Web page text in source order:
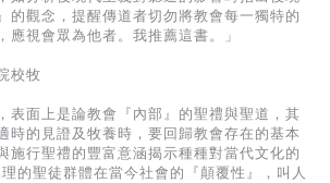
的觀念，提醒傳道者切勿將教會每一獨特的
應視會眾為他者。我推薦這書。」
校牧
表面上是論教會『內部』的聖禮與聖道，其
時的見證及牧養時，要回歸教會存在的基本
施行聖禮的豐富意涵揭示種種對當代文化的
的聖徒群體在當今社會的『顛覆性』，叫人